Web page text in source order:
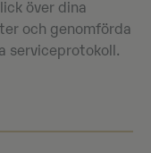
över dina
och genomförda
serviceprotokoll.